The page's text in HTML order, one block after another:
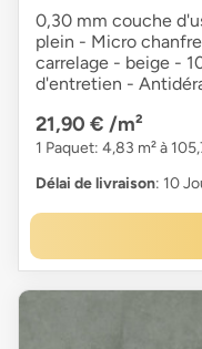
0,30 mm couche
plein - Micro
carrelage - beige -
d'entretien -
21,90 € /m²
1 Paquet: 4,83 m² à
Délai de livraison: 10